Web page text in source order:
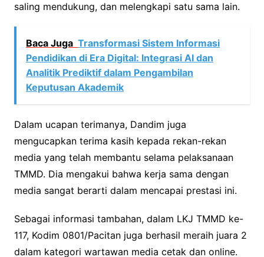
saling mendukung, dan melengkapi satu sama lain.
Baca Juga Transformasi Sistem Informasi
Pendidikan di Era Digital: Integrasi AI dan
Analitik Prediktif dalam Pengambilan
Keputusan Akademik
Dalam ucapan terimanya, Dandim juga
mengucapkan terima kasih kepada rekan-rekan
media yang telah membantu selama pelaksanaan
TMMD. Dia mengakui bahwa kerja sama dengan
media sangat berarti dalam mencapai prestasi ini.
Sebagai informasi tambahan, dalam LKJ TMMD ke-
117, Kodim 0801/Pacitan juga berhasil meraih juara 2
dalam kategori wartawan media cetak dan online.